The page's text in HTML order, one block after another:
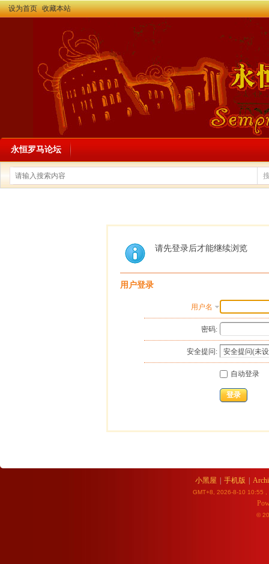
设为首页 收藏本站
永恒罗马论坛
请先登录后才能继续浏览
用户登录
用户名
密码:
安全提问:
自动登录
登录
小黑屋 手机版
GMT+8, 2026-8-10 10:55
©